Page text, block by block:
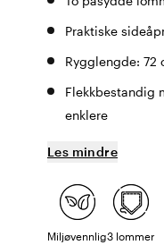
Praktiske
Rygglengde:
Flekkbestandig
enklere
Les mindre
Miljøvennlig3 lommer